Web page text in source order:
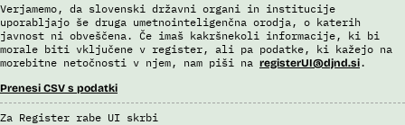
Verjamemo, da slovenski državni organi in institucije
uporabljajo še druga umetnointeligenčna orodja, o katerih
javnost ni obveščena. Če imaš kakršnekoli informacije, ki bi
morale biti vključene v register, ali pa podatke, ki kažejo na
morebitne netočnosti v njem, nam piši na registerUI@djnd.si.
Prenesi CSV s podatki
Za Register rabe UI skrbi